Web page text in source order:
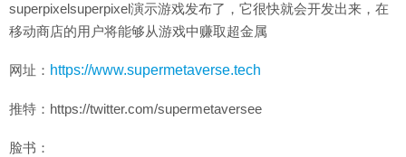
superpixelsuperpixel演示游戏发布了，它很快就会开发出来，在
移动商店的用户将能够从游戏中赚取超金属
网址： https://www.supermetaverse.tech
推特：https://twitter.com/supermetaversee
脸书：